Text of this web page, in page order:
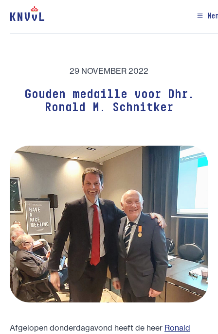
29 NOVEMBER 2022
Gouden medaille voor Dhr.
Ronald M. Schnitker
Afgelopen donderdagavond heeft de heer Ronald